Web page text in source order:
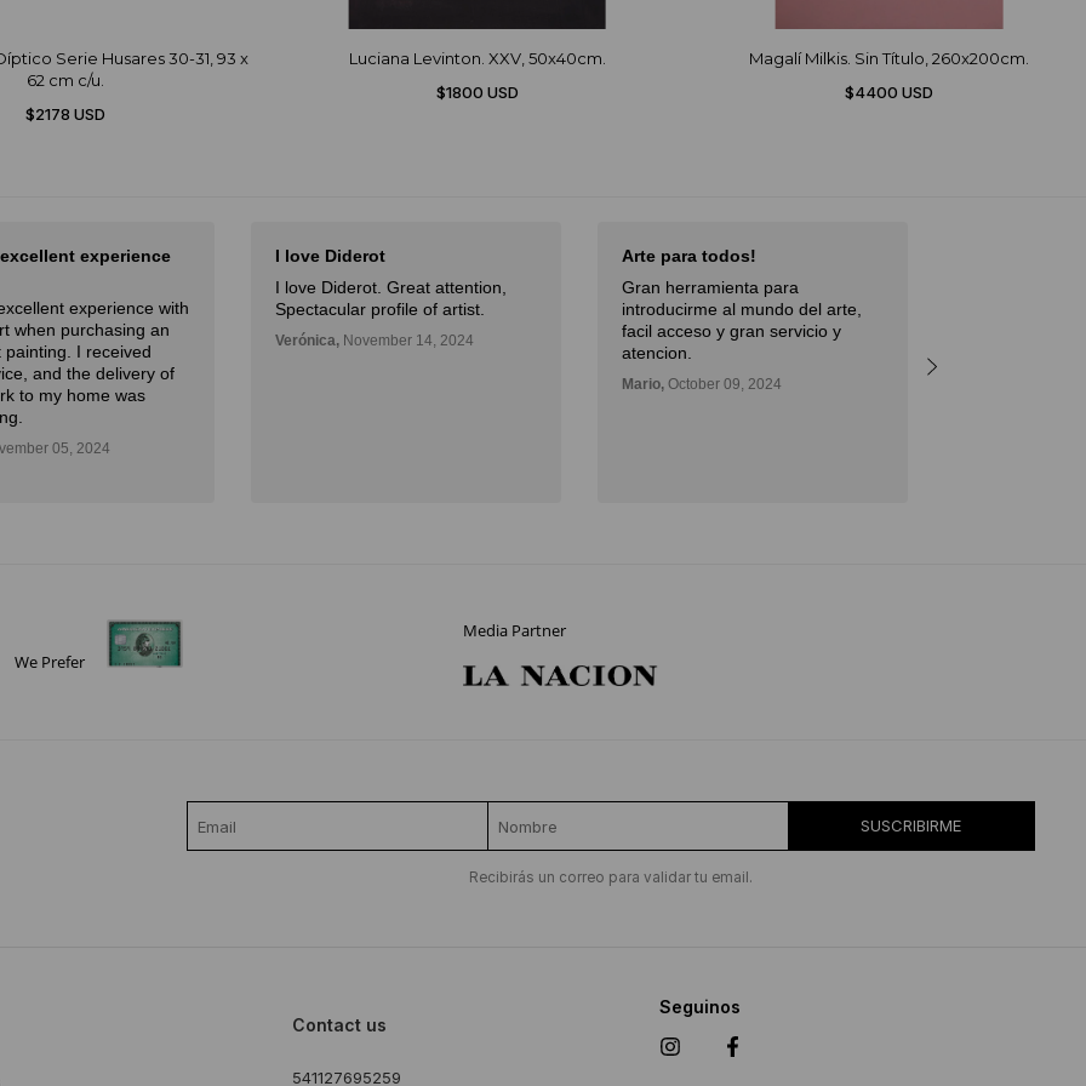
Serie Husares 30-31, 93 x
62 cm c/u.
$2178 USD
Luciana Levinton. XXV, 50x40cm.
$1800 USD
Magalí Milkis. Sin Título, 260x200cm.
$4400 USD
experience
experience with
when purchasing an
painting. I received
and the delivery of
to my home was
05, 2024
I love Diderot
I love Diderot. Great attention,
Spectacular profile of artist.
Verónica, November 14, 2024
Arte para todos!
Gran herramienta para
introducirme al mundo del arte,
facil acceso y gran servicio y
atencion.
Mario, October 09, 2024
We Prefer
Media Partner
SUSCRIBIRME
Recibirás un correo para validar tu email.
Contact us
541127695259
Seguinos